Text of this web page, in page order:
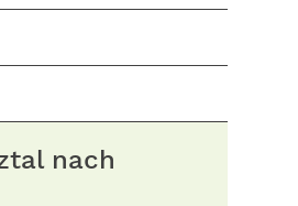
nach